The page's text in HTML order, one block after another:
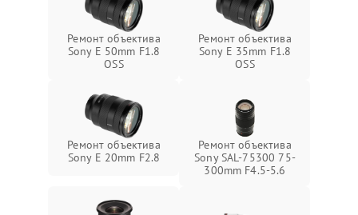
Ремонт объектива
Sony E 50mm F1.8
OSS
Ремонт объектива
Sony E 35mm F1.8
OSS
Ремонт объектива
Sony E 20mm F2.8
Ремонт объектива
Sony SAL-75300 75-
300mm F4.5-5.6